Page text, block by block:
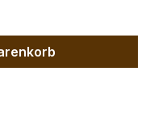
Wert